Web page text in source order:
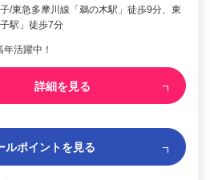
/東急多摩川線「鵜の木駅」徒歩9分、東
駅」徒歩7分
活躍中！
詳細を見る
ルポイントを見る